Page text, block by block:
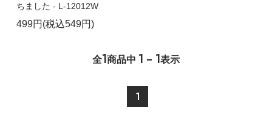
ちました - L-12012W
499円(税込549円)
全1商品中 1 - 1表示
1